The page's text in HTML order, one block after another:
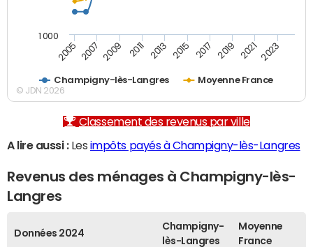
Champigny-lès-Langres Moyenne France
2005 2007 2009 2011 2013 2015 2017 2019 2021 2023
1 000
© JDN 2026
Classement des revenus par ville
A lire aussi :Les impôts payés à Champigny-lès-Langres
Revenus des ménages à Champigny-lès-
Langres
Données 2024
Champigny-
lès-Langres
Moyenne
France